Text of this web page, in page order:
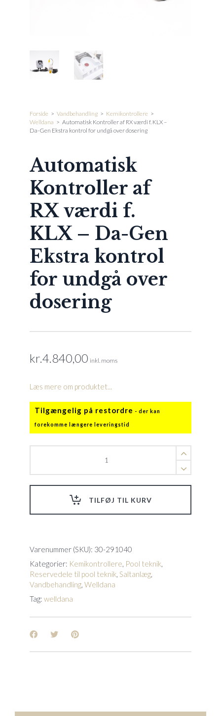
Forside > Vandbehandling > Kemikontrollere >
Welldana > Automatisk Kontroller af RX værdi f. KLX –
Da-Gen Ekstra kontrol for undgå over dosering
Automatisk
Kontroller af
RX værdi f.
KLX – Da-Gen
Ekstra kontrol
for undgå over
dosering
kr.4.840,00 inkl. moms
Læs mere om produktet...
Tilgængelig på restordre
KLX
Ekstra
kontrol
for
undgå
over
dosering
quantity
TILFØJ TIL KURV
Varenummer (SKU): 30-291040
Kategorier: Kemikontrollere Pool teknik
Reservedele til pool teknik Saltanlæg
Vandbehandling Welldana
Tag: welldana